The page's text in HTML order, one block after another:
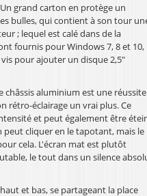
grand carton en protège un
bulles, qui contient à son tour
; lequel est calé dans de la
fournis pour Windows 7, 8 et 10,
pour ajouter un disque 2,5"
châssis aluminium est une
rétro-éclairage un vrai plus. Ce
et peut également être
peut cliquer en le tapotant, mais le
cela. L'écran mat est plutôt
le tout dans un silence
et bas, se partageant la place